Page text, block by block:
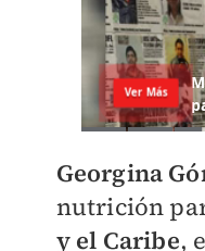
Georgina
nutrición
y el Caribe,